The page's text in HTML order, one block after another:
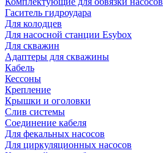
Гаситель гидроудара
Для колодцев
Для насосной станции Esybox
Для скважин
Адаптеры для скважины
Кабель
Кессоны
Крепление
Крышки и оголовки
Слив системы
Соединение кабеля
Для фекальных насосов
Для циркуляционных насосов